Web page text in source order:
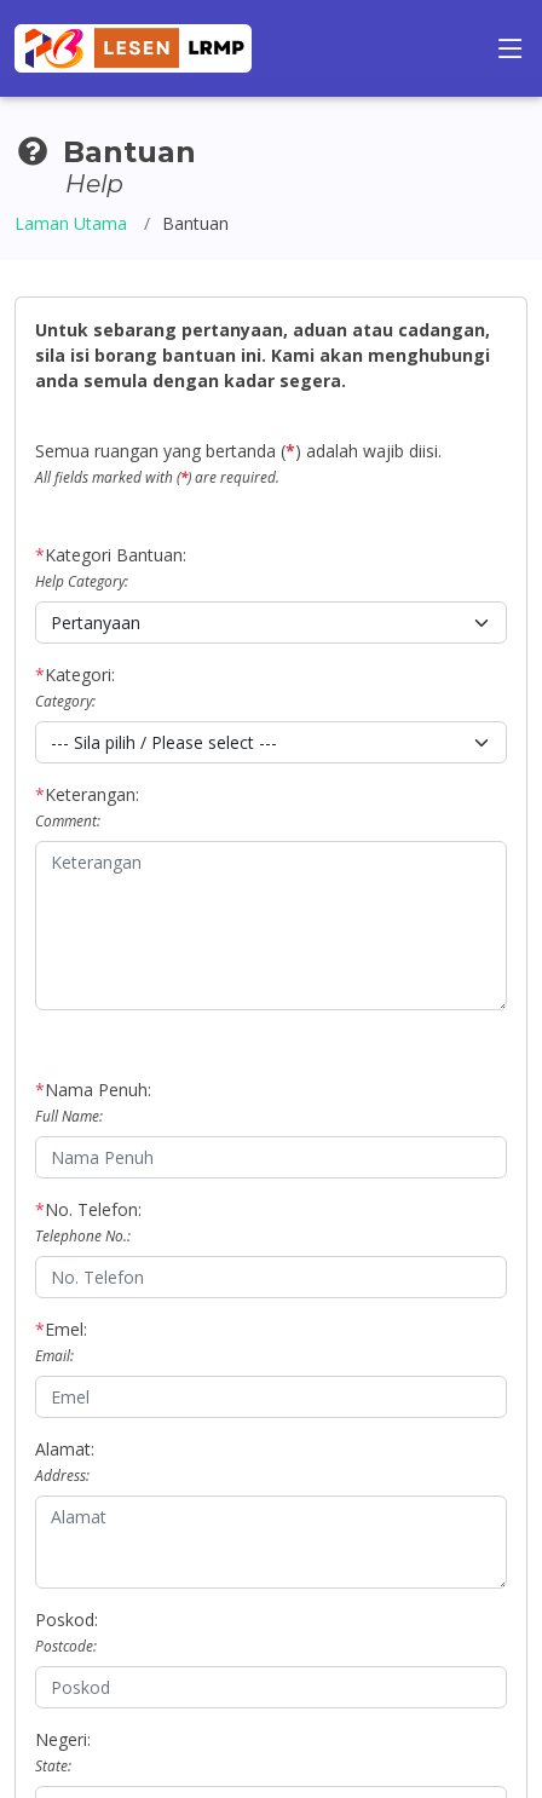
Bantuan
Help
Laman Utama Bantuan
Untuk sebarang pertanyaan, aduan atau cadangan,
sila isi borang bantuan ini. Kami akan menghubungi
anda semula dengan kadar segera.
Semua ruangan yang bertanda (*) adalah wajib diisi.
All fields marked with (*) are required.
*Kategori Bantuan:
Help Category:
*Kategori:
Category:
*Keterangan:
Comment:
*Nama Penuh:
Full Name:
*No. Telefon:
Telephone No.:
*Emel:
Email:
Alamat:
Address:
Poskod:
Postcode:
Negeri:
State: